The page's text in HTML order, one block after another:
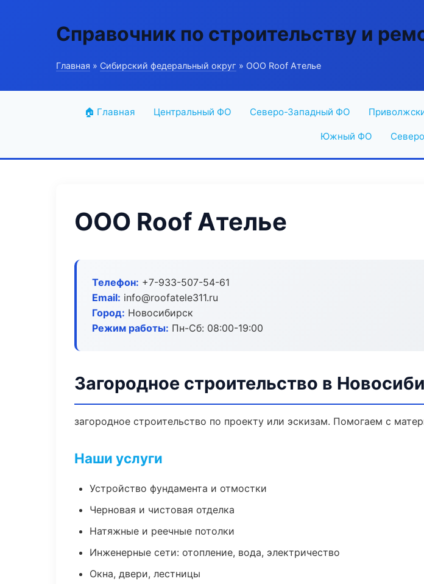
Справочник по строительству и
Главная » Сибирский федеральный округ » ООО Roof Ателье
🏠 Главная Центральный ФО Северо-Западный ФО
Южный ФО
ООО Roof Ателье
Телефон: +7-933-507-54-61
Email: info@roofatele311.ru
Город: Новосибирск
Режим работы: Пн-Сб: 08:00-19:00
Загородное строительство в
загородное строительство по проекту или эскизам. Помогаем с
Наши услуги
Устройство фундамента и отмостки
Черновая и чистовая отделка
Натяжные и реечные потолки
Инженерные сети: отопление, вода, электричество
Окна, двери, лестницы